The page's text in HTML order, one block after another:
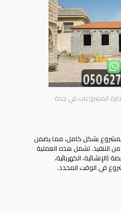
المشروعات في جدة
بشكل كامل، مما يضمن
التنفيذ. تشمل هذه العملية
الكهربائية،
في الوقت المحدد.